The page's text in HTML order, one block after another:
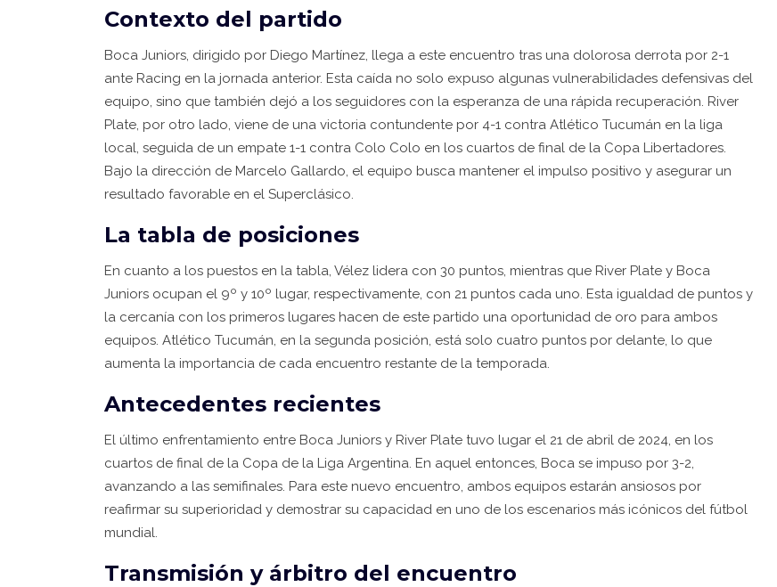
Contexto del partido
Boca Juniors, dirigido por Diego Martínez, llega a este encuentro tras una dolorosa derrota por 2-1
ante Racing en la jornada anterior. Esta caída no solo expuso algunas vulnerabilidades defensivas del
equipo, sino que también dejó a los seguidores con la esperanza de una rápida recuperación. River
Plate, por otro lado, viene de una victoria contundente por 4-1 contra Atlético Tucumán en la liga
local, seguida de un empate 1-1 contra Colo Colo en los cuartos de final de la Copa Libertadores.
Bajo la dirección de Marcelo Gallardo, el equipo busca mantener el impulso positivo y asegurar un
resultado favorable en el Superclásico.
La tabla de posiciones
En cuanto a los puestos en la tabla, Vélez lidera con 30 puntos, mientras que River Plate y Boca
Juniors ocupan el 9º y 10º lugar, respectivamente, con 21 puntos cada uno. Esta igualdad de puntos y
la cercanía con los primeros lugares hacen de este partido una oportunidad de oro para ambos
equipos. Atlético Tucumán, en la segunda posición, está solo cuatro puntos por delante, lo que
aumenta la importancia de cada encuentro restante de la temporada.
Antecedentes recientes
El último enfrentamiento entre Boca Juniors y River Plate tuvo lugar el 21 de abril de 2024, en los
cuartos de final de la Copa de la Liga Argentina. En aquel entonces, Boca se impuso por 3-2,
avanzando a las semifinales. Para este nuevo encuentro, ambos equipos estarán ansiosos por
reafirmar su superioridad y demostrar su capacidad en uno de los escenarios más icónicos del fútbol
mundial.
Transmisión y árbitro del encuentro